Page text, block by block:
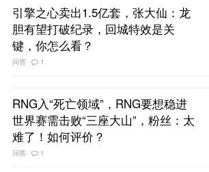
引擎之心卖出1.5亿套，张大仙：龙
胆有望打破纪录，回城特效是关
键，你怎么看？
问答 1
RNG入“死亡领域”，RNG要想稳进
世界赛需击败“三座大山”，粉丝：太
难了！如何评价？
问答 1